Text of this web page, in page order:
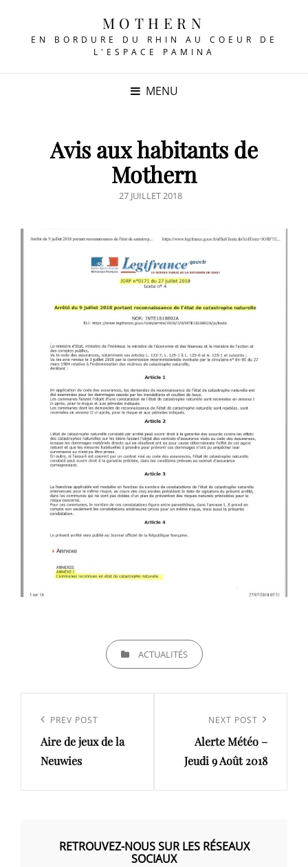
MOTHERN
EN BORDURE DU RHIN AU COEUR DE
L'ESPACE PAMINA
MENU
Avis aux habitants de
Mothern
POSTED
27 JUILLET 2018
CATEGORIESACTUALITÉS
l’article
Previous
Post
PREV POST
Aire de jeux de la
Neuwies
Post
NEXT POST
Alerte Météo –
Jeudi 9 Août 2018
RETROUVEZ-NOUS SUR LES RÉSEAUX
SOCIAUX